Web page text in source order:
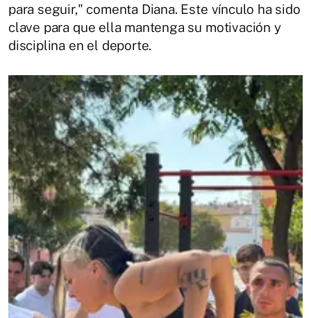
para seguir," comenta Diana. Este vínculo ha sido
clave para que ella mantenga su motivación y
disciplina en el deporte.